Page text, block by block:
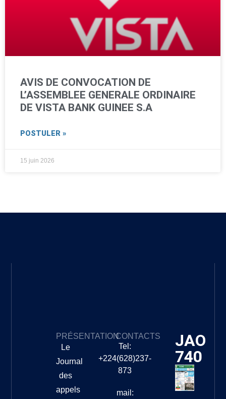
AVIS DE CONVOCATION DE
L’ASSEMBLEE GENERALE ORDINAIRE
DE VISTA BANK GUINEE S.A
POSTULER »
15 juin 2026
PRÉSENTATION
Le
Journal
des
appels
CONTACTS
Tel:
+224(628)237-
873
mail:
JAO
740